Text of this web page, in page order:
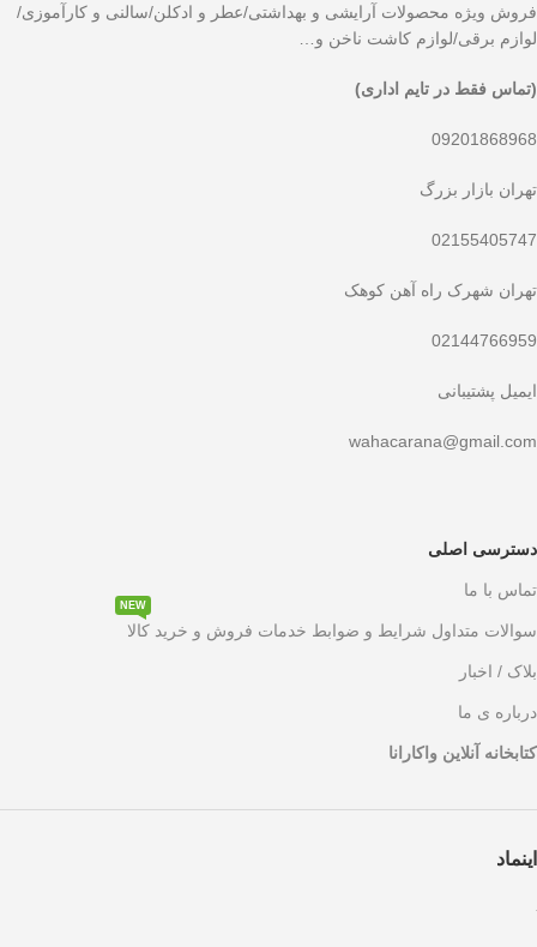
فروش ویژه محصولات آرایشی و بهداشتی/عطر و ادکلن/سالنی و کارآموزی/
لوازم برقی/لوازم کاشت ناخن و…
(تماس فقط در تایم اداری)
09201868968
تهران بازار بزرگ
02155405747
تهران شهرک راه آهن کوهک
02144766959
ایمیل پشتیبانی
wahacarana@gmail.com
دسترسی اصلی
تماس با ما
سوالات متداول شرایط و ضوابط خدمات فروش و خرید کالا
NEW
بلاک / اخبار
درباره ی ما
کتابخانه آنلاین واکارانا
اینماد